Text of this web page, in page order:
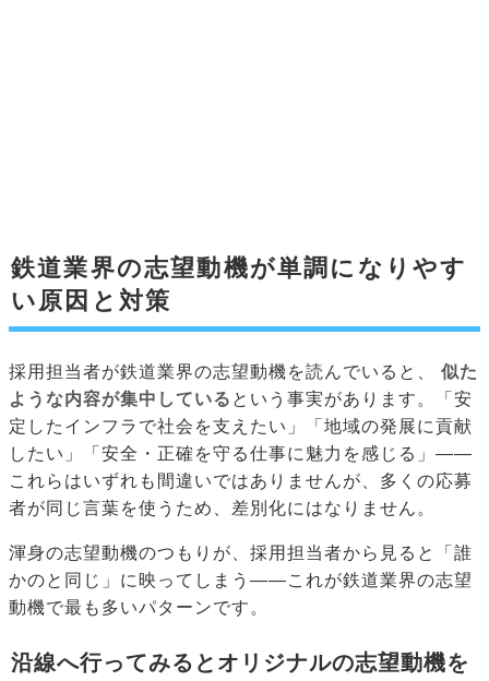
鉄道業界の志望動機が単調になりやす
い原因と対策
採用担当者が鉄道業界の志望動機を読んでいると、
似た
ような内容が集中している という事実があります。「安
定したインフラで社会を支えたい」「地域の発展に貢献
したい」「安全・正確を守る仕事に魅力を感じる」——
これらはいずれも間違いではありませんが、多くの応募
者が同じ言葉を使うため、差別化にはなりません。
渾身の志望動機のつもりが、採用担当者から見ると「誰
かのと同じ」に映ってしまう——これが鉄道業界の志望
動機で最も多いパターンです。
沿線へ行ってみるとオリジナルの志望動機を